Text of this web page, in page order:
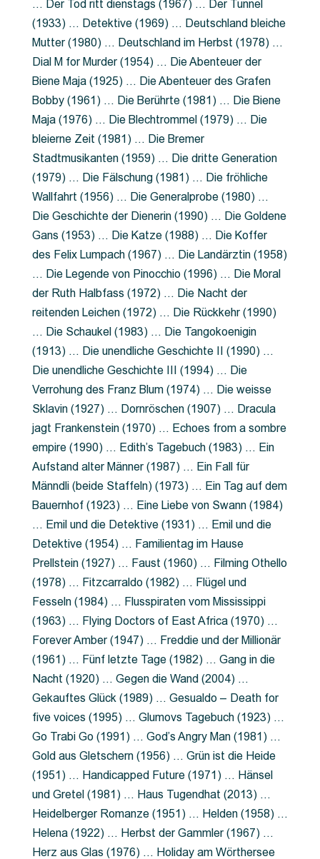
… Der Tod ritt dienstags (1967) … Der Tunnel
(1933) … Detektive (1969) … Deutschland bleiche
Mutter (1980) … Deutschland im Herbst (1978) …
Dial M for Murder (1954) … Die Abenteuer der
Biene Maja (1925) … Die Abenteuer des Grafen
Bobby (1961) … Die Berührte (1981) … Die Biene
Maja (1976) … Die Blechtrommel (1979) … Die
bleierne Zeit (1981) … Die Bremer
Stadtmusikanten (1959) … Die dritte Generation
(1979) … Die Fälschung (1981) … Die fröhliche
Wallfahrt (1956) … Die Generalprobe (1980) …
Die Geschichte der Dienerin (1990) … Die Goldene
Gans (1953) … Die Katze (1988) … Die Koffer
des Felix Lumpach (1967) … Die Landärztin (1958)
… Die Legende von Pinocchio (1996) … Die Moral
der Ruth Halbfass (1972) … Die Nacht der
reitenden Leichen (1972) … Die Rückkehr (1990)
… Die Schaukel (1983) … Die Tangokoenigin
(1913) … Die unendliche Geschichte II (1990) …
Die unendliche Geschichte III (1994) … Die
Verrohung des Franz Blum (1974) … Die weisse
Sklavin (1927) … Dornröschen (1907) … Dracula
jagt Frankenstein (1970) … Echoes from a sombre
empire (1990) … Edith’s Tagebuch (1983) … Ein
Aufstand alter Männer (1987) … Ein Fall für
Männdli (beide Staffeln) (1973) … Ein Tag auf dem
Bauernhof (1923) … Eine Liebe von Swann (1984)
… Emil und die Detektive (1931) … Emil und die
Detektive (1954) … Familientag im Hause
Prellstein (1927) … Faust (1960) … Filming Othello
(1978) … Fitzcarraldo (1982) … Flügel und
Fesseln (1984) … Flusspiraten vom Mississippi
(1963) … Flying Doctors of East Africa (1970) …
Forever Amber (1947) … Freddie und der Millionär
(1961) … Fünf letzte Tage (1982) … Gang in die
Nacht (1920) … Gegen die Wand (2004) …
Gekauftes Glück (1989) … Gesualdo – Death for
five voices (1995) … Glumovs Tagebuch (1923) …
Go Trabi Go (1991) … God’s Angry Man (1981) …
Gold aus Gletschern (1956) … Grün ist die Heide
(1951) … Handicapped Future (1971) … Hänsel
und Gretel (1981) … Haus Tugendhat (2013) …
Heidelberger Romanze (1951) … Helden (1958) …
Helena (1922) … Herbst der Gammler (1967) …
Herz aus Glas (1976) … Holiday am Wörthersee